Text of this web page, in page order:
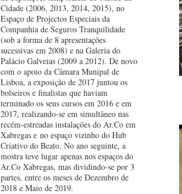
Cidade (2006, 2013, 2014, 2015), no
Espaço de Projectos Especiais da
Companhia de Seguros Tranquilidade
(sob a forma de 8 apresentações
sucessivas em 2008) e na Galeria do
Palácio Galveias (2009 a 2012). De novo
com o apoio da Câmara Munipal de
Lisboa, a exposição de 2017 juntou os
bolseiros e finalistas que haviam
terminado os seus cursos em 2016 e em
2017, realizando-se em simultâneo nas
recém-estreadas instalações do Ar.Co em
Xabregas e no espaço vizinho do Hub
Criativo do Beato. No ano seguinte, a
mostra teve lugar apenas nos espaços do
Ar.Co Xabregas, mas dividindo-se por 3
partes, entre os meses de Dezembro de
2018 e Maio de 2019.